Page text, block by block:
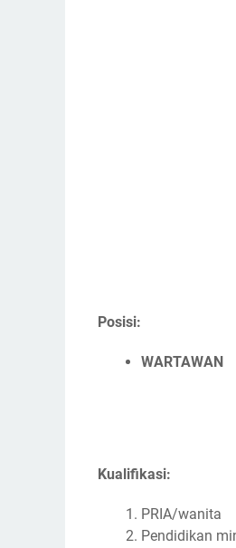
Posisi:
WARTAWAN
Kualifikasi:
PRIA/wanita
Pendidikan